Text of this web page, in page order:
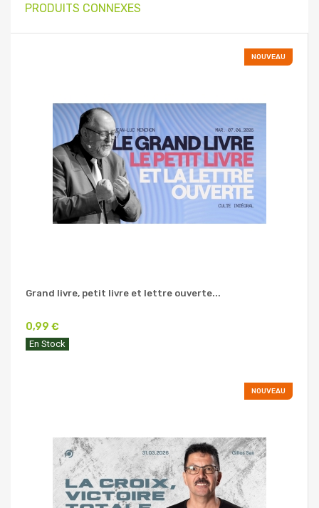
PRODUITS CONNEXES
NOUVEAU
Grand livre, petit livre et lettre ouverte...
0,99 €
En Stock
NOUVEAU